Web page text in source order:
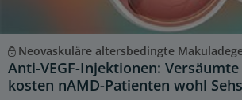
Neovaskuläre altersbedingte
Anti-VEGF-Injektionen:
kosten nAMD-Patienten wohl